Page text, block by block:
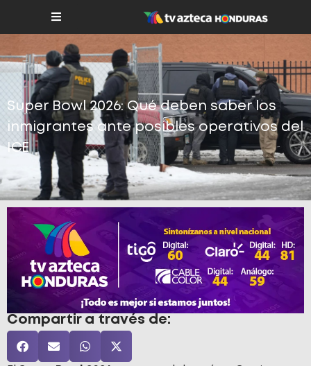
Super Bowl 2026: Qué deben saber los
inmigrantes ante posibles operativos del
ICE
Compartir a través de: